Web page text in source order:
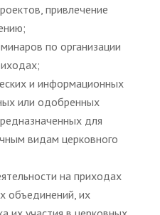
привлечение
по организации
и информационных
или одобренных
для
видам церковного
на приходах
объединений, их